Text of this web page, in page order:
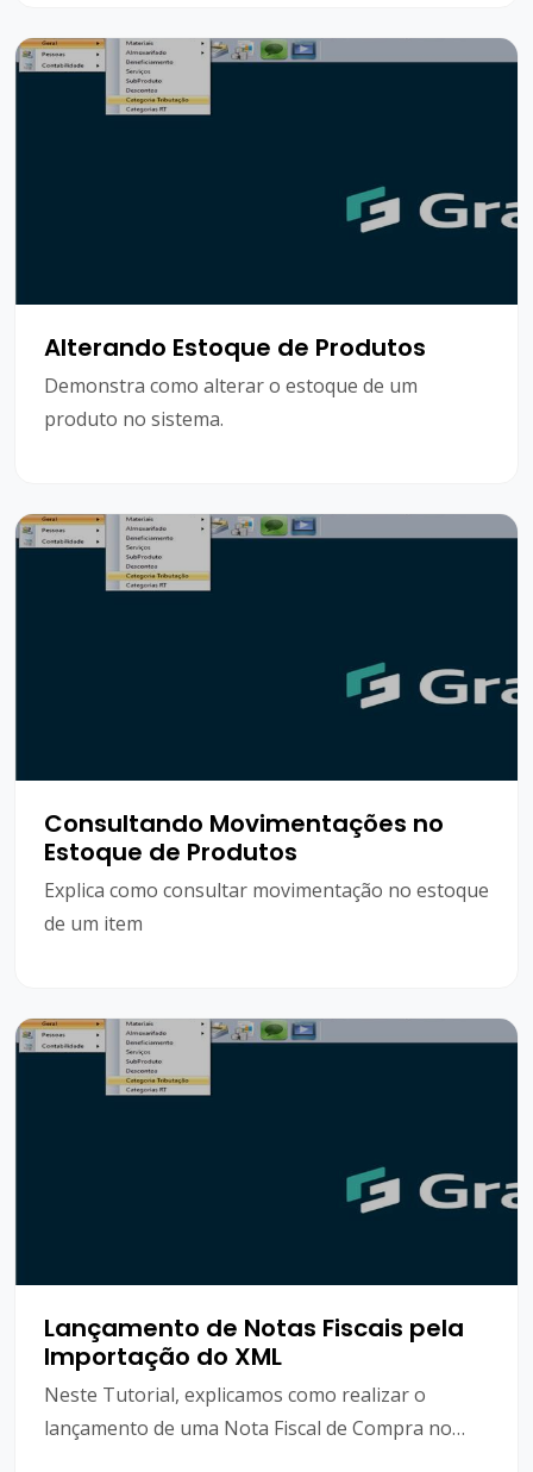
Fornecedor.
Alterando Estoque de Produtos
Demonstra como alterar o estoque de um
produto no sistema.
Consultando Movimentações no
Estoque de Produtos
Explica como consultar movimentação no estoque
de um item
Lançamento de Notas Fiscais pela
Importação do XML
Neste Tutorial, explicamos como realizar o
lançamento de uma Nota Fiscal de Compra no